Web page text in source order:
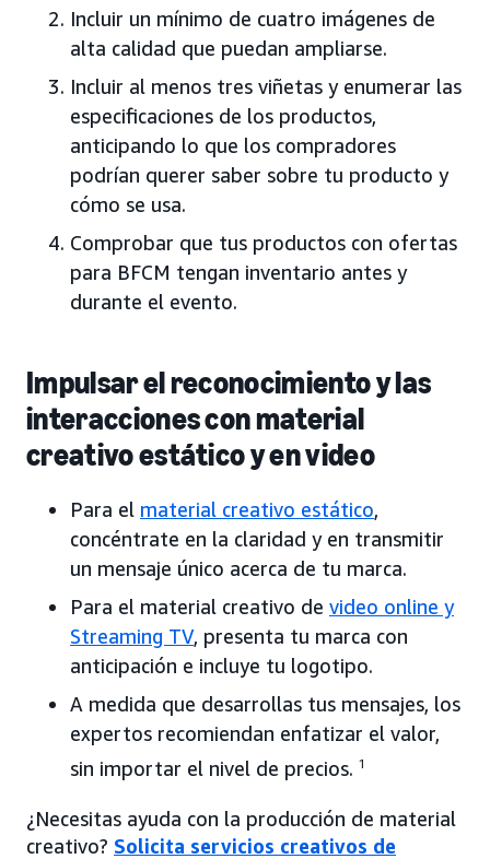
Incluir un mínimo de cuatro imágenes de
alta calidad que puedan ampliarse.
Incluir al menos tres viñetas y enumerar las
especificaciones de los productos,
anticipando lo que los compradores
podrían querer saber sobre tu producto y
cómo se usa.
Comprobar que tus productos con ofertas
para BFCM tengan inventario antes y
durante el evento.
Impulsar el reconocimiento y las
interacciones con material
creativo estático y en video
Para el material creativo estático,
concéntrate en la claridad y en transmitir
un mensaje único acerca de tu marca.
Para el material creativo de video online y
Streaming TV, presenta tu marca con
anticipación e incluye tu logotipo.
A medida que desarrollas tus mensajes, los
expertos recomiendan enfatizar el valor,
sin importar el nivel de precios. 1
¿Necesitas ayuda con la producción de material
creativo? Solicita servicios creativos de